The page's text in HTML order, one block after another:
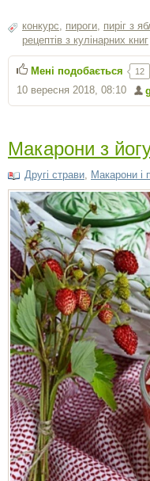
конкурс пироги пиріг з
рецептів з кулінарних книг
10 вересня 2018, 08:10
Мені подобається 12
Макарони з
Другі страви Макарони і